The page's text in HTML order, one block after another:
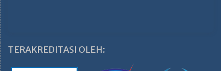
TERAKREDITASI OLEH: